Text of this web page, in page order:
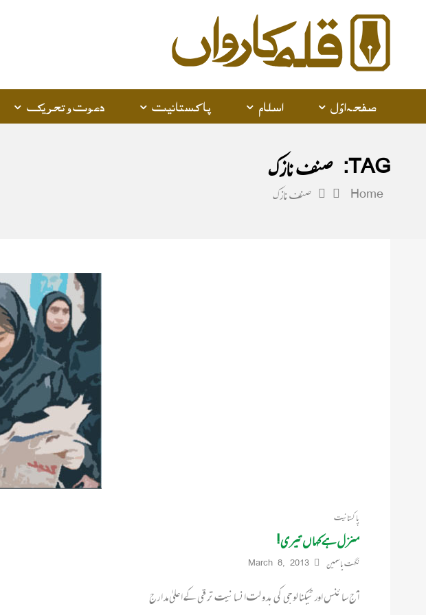
Karwan
صفحہ اوّل اسلام پاکستانیت دعوت و تحریک
TAG: صنف نازک
Home صنف نازک
پاکستانیت
منزل ہے کہا ں تیری!
نگہت یاسمین March 8, 2013
آ ج سا ئنس اور ٹیکنا لو جی کی بدو لت انسا نیت تر قی کے ا علیٰ مدا رج